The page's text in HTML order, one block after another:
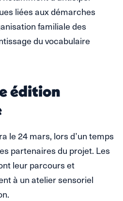
liées aux démarches
familiale des
du vocabulaire
édition
le 24 mars, lors d’un temps
partenaires du projet. Les
leur parcours et
à un atelier sensoriel